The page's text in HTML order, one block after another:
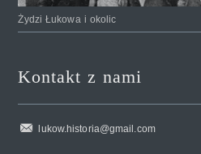
Żydzi Łukowa i okolic
Kontakt z nami
lukow.historia@gmail.com